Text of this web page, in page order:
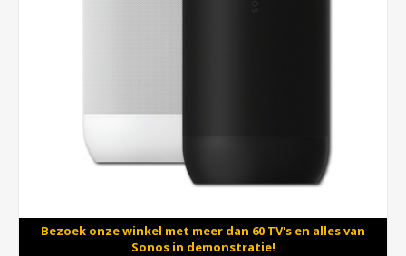
Bezoek onze winkel met meer dan 60 TV's en alles van
Sonos in demonstratie!